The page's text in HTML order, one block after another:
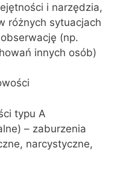
i narzędzia,
różnych sytuacjach
(np.
innych osób)
typu A
– zaburzenia
narcystyczne,